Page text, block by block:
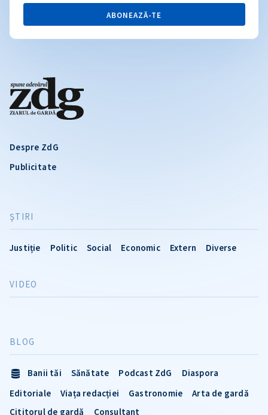
Despre ZdG
Publicitate
ŞTIRI
Justiție Politic Social Economic Extern Diverse
VIDEO
BLOG
Banii tăi Sănătate Podcast ZdG
Diaspora
Editoriale
Viața redacției Gastronomie
Arta de gardă
Cititorul de gardă
Consultant
ABONEAZĂ-TE